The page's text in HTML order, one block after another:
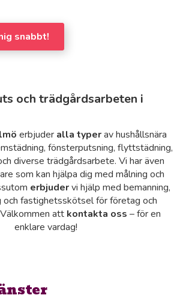
snabbt!
och trädgårdsarbeten i
erbjuder alla typerav hushållsnära
fönsterputsning, flyttstädning,
diverse trädgårdsarbete. Vi har även
som kan hjälpa dig med målning och
erbjudervi hjälp med bemanning,
och fastighetsskötsel för företag och
att kontakta oss – för en
enklare vardag!